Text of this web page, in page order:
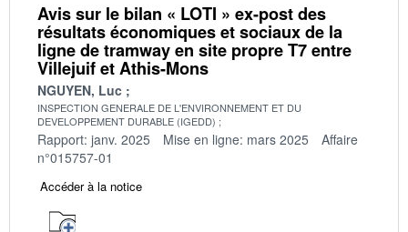
Avis sur le bilan « LOTI » ex-post des
résultats économiques et sociaux de la
ligne de tramway en site propre T7 entre
Villejuif et Athis-Mons
NGUYEN, Luc
INSPECTION GENERALE DE L'ENVIRONNEMENT ET DU
DEVELOPPEMENT DURABLE (IGEDD)
Rapport: janv. 2025 Mise en ligne: mars 2025
Affaire
n°015757-01
Accéder à la notice